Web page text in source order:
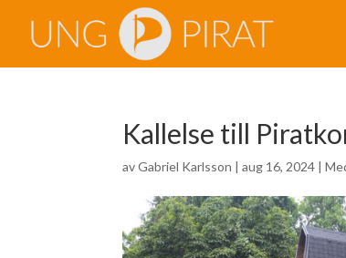
Kallelse till
avGabriel Karlsson |aug 16, 2024 |